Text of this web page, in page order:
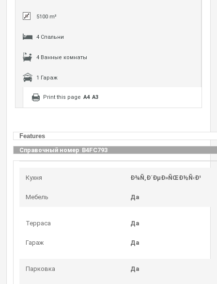
5100 m²
4 Спальни
4 Ванные комнаты
1 Гараж
Print this page A4 A3
Features
Справочный номер B4FC793
Кухня Ð¾Ñ‚Ð´ÐµÐ»ÑŒÐ½Ñ‹Ð¹
Мебель Да
Терраса Да
Гараж Да
Парковка Да